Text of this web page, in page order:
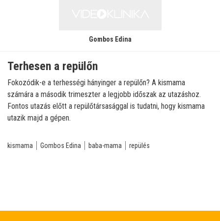
Gombos Edina
Terhesen a repülőn
Fokozódik-e a terhességi hányinger a repülőn? A kismama
számára a második trimeszter a legjobb időszak az utazáshoz.
Fontos utazás előtt a repülőtársasággal is tudatni, hogy kismama
utazik majd a gépen.
kismama Gombos Edina baba-mama repülés